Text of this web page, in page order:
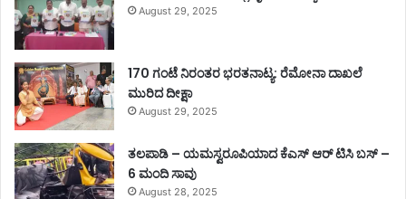
August 29, 2025
170 ಗಂಟೆ ನಿರಂತರ ಭರತನಾಟ್ಯ: ರೆಮೋನಾ ದಾಖಲೆ
ಮುರಿದ ದೀಕ್ಷಾ
August 29, 2025
ತಲಪಾಡಿ – ಯಮಸ್ವರೂಪಿಯಾದ ಕೆಎಸ್ ಆರ್ ಟಿಸಿ ಬಸ್ –
6 ಮಂದಿ ಸಾವು
August 28, 2025